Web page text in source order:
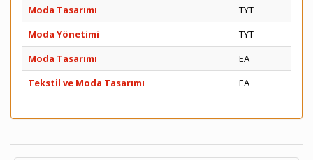
Moda Tasarımı
TYT
Moda Yönetimi
TYT
Moda Tasarımı
EA
Tekstil ve Moda Tasarımı
EA